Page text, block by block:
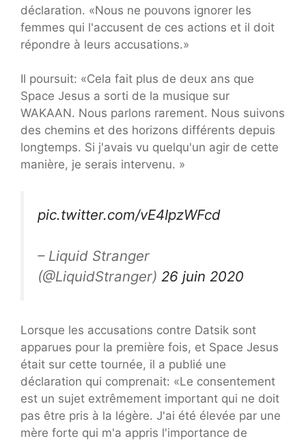
déclaration. «Nous ne pouvons ignorer les
femmes qui l'accusent de ces actions et il doit
répondre à leurs accusations.»
Il poursuit: «Cela fait plus de deux ans que
Space Jesus a sorti de la musique sur
WAKAAN. Nous parlons rarement. Nous suivons
des chemins et des horizons différents depuis
longtemps. Si j'avais vu quelqu'un agir de cette
manière, je serais intervenu. »
pic.twitter.com/vE4IpzWFcd
– Liquid Stranger
(@LiquidStranger) 26 juin 2020
Lorsque les accusations contre Datsik sont
apparues pour la première fois, et Space Jesus
était sur cette tournée, il a publié une
déclaration qui comprenait: «Le consentement
est un sujet extrêmement important qui ne doit
pas être pris à la légère. J'ai été élevée par une
mère forte qui m'a appris l'importance de